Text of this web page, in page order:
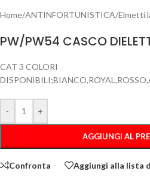
Home/ANTINFORTUNISTICA/Elmetti
PW/PW54 CASCO
CAT 3 COLORI
- +
AGGIUNGI AL
Confronta Aggiungi alla lista